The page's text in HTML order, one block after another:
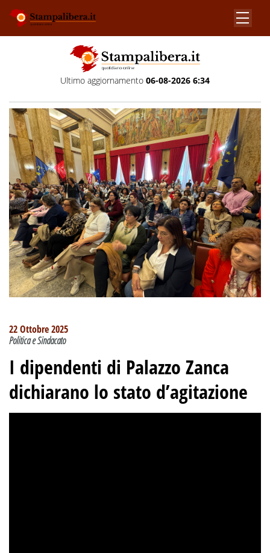
Ultimo aggiornamento 06-08-2026 6:34
22 Ottobre 2025
Politica e Sindacato
I dipendenti di Palazzo Zanca
dichiarano lo stato d’agitazione